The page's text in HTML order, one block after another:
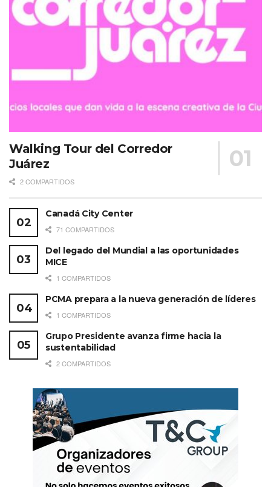
Walking Tour del Corredor
Juárez
2 COMPARTIDOS
Canadá City Center
71 COMPARTIDOS
Del legado del Mundial a las oportunidades
MICE
1 COMPARTIDOS
PCMA prepara a la nueva generación de líderes
1 COMPARTIDOS
Grupo Presidente avanza firme hacia la
sustentabilidad
2 COMPARTIDOS